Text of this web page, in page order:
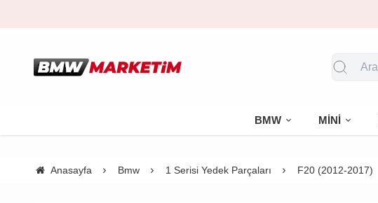
BMW MİNİ
Anasayfa Bmw 1 Serisi Yedek Parçaları F20 (2012-2017)